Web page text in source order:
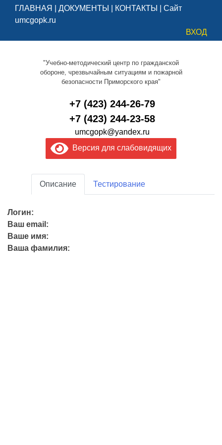
ГЛАВНАЯ ДОКУМЕНТЫ КОНТАКТЫ
Сайт
umcgopk.ru
ВХОД
"Учебно-методический центр по гражданской
обороне, чрезвычайным ситуациям и пожарной
безопасности Приморского края"
+7 (423) 244-26-79
+7 (423) 244-23-58
umcgopk@yandex.ru
Версия для слабовидящих
Описание Тестирование
Логин:
Ваш email:
Ваше имя:
Ваша фамилия: